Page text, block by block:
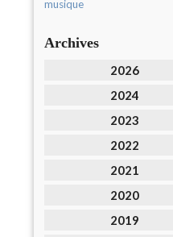
musique
Archives
2026
2024
2023
2022
2021
2020
2019